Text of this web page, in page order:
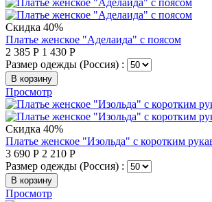
Скидка 40%
Платье женское "Аделаида" с поясом
2 385 Р 1 430 Р
Размер одежды (Россия) :
В корзину
Просмотр
Скидка 40%
Платье женское "Изольда" с коротким
3 690 Р 2 210 Р
Размер одежды (Россия) :
В корзину
Просмотр